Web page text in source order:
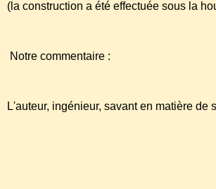
(la construction a été effectuée sous la
Notre commentaire :
L'auteur, ingénieur, savant en matière